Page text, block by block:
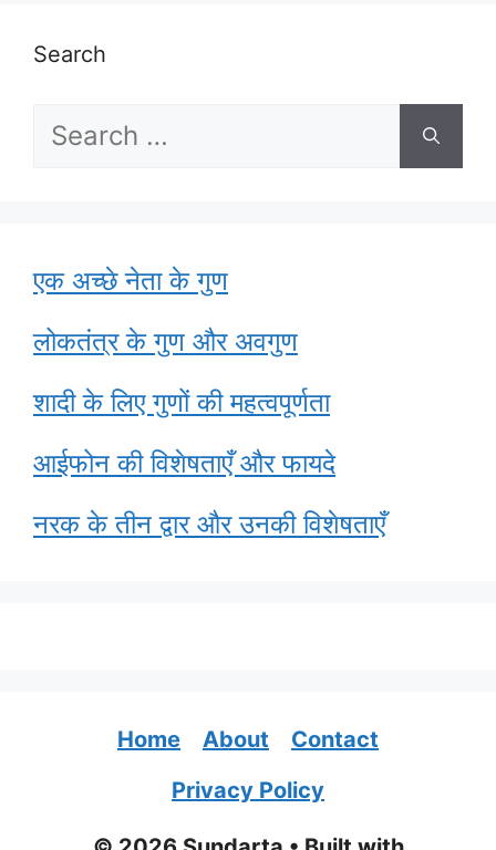
Search
Search
एक अच्छे नेता के गुण
लोकतंत्र के गुण और अवगुण
शादी के लिए गुणों की महत्वपूर्णता
आईफोन की विशेषताएँ और फायदे
नरक के तीन द्वार और उनकी विशेषताएँ
Home About
Contact
Privacy Policy